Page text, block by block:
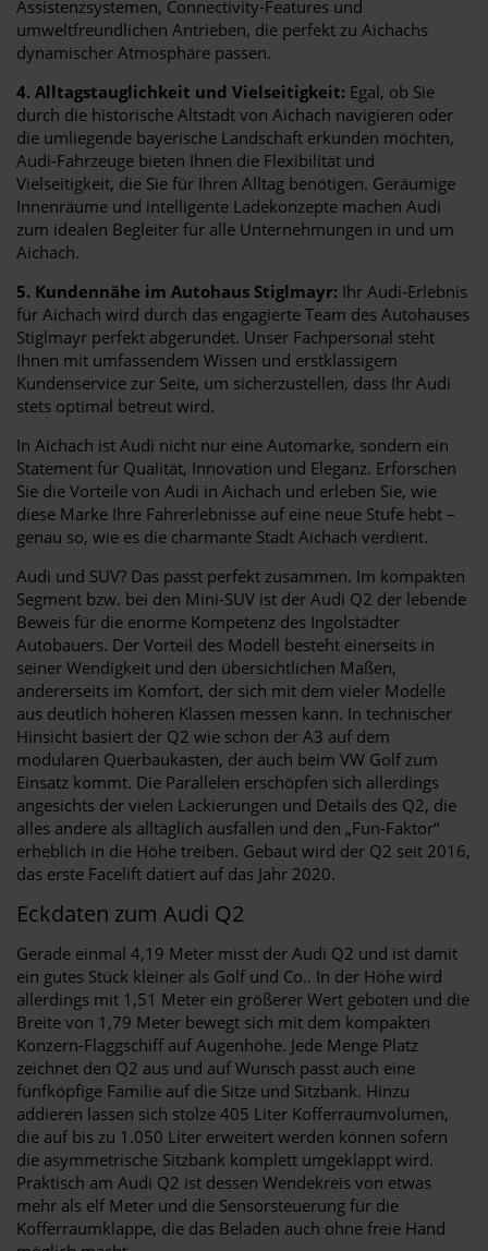
Assistenzsystemen, Connectivity-Features und
umweltfreundlichen Antrieben, die perfekt zu Aichachs
dynamischer Atmosphäre passen.
4. Alltagstauglichkeit und Vielseitigkeit: Egal, ob Sie
durch die historische Altstadt von Aichach navigieren oder
die umliegende bayerische Landschaft erkunden möchten,
Audi-Fahrzeuge bieten Ihnen die Flexibilität und
Vielseitigkeit, die Sie für Ihren Alltag benötigen. Geräumige
Innenräume und intelligente Ladekonzepte machen Audi
zum idealen Begleiter für alle Unternehmungen in und um
Aichach.
5. Kundennähe im Autohaus Stiglmayr: Ihr Audi-Erlebnis
für Aichach wird durch das engagierte Team des Autohauses
Stiglmayr perfekt abgerundet. Unser Fachpersonal steht
Ihnen mit umfassendem Wissen und erstklassigem
Kundenservice zur Seite, um sicherzustellen, dass Ihr Audi
stets optimal betreut wird.
In Aichach ist Audi nicht nur eine Automarke, sondern ein
Statement für Qualität, Innovation und Eleganz. Erforschen
Sie die Vorteile von Audi in Aichach und erleben Sie, wie
diese Marke Ihre Fahrerlebnisse auf eine neue Stufe hebt –
genau so, wie es die charmante Stadt Aichach verdient.
Audi und SUV? Das passt perfekt zusammen. Im kompakten
Segment bzw. bei den Mini-SUV ist der Audi Q2 der lebende
Beweis für die enorme Kompetenz des Ingolstädter
Autobauers. Der Vorteil des Modell besteht einerseits in
seiner Wendigkeit und den übersichtlichen Maßen,
andererseits im Komfort, der sich mit dem vieler Modelle
aus deutlich höheren Klassen messen kann. In technischer
Hinsicht basiert der Q2 wie schon der A3 auf dem
modularen Querbaukasten, der auch beim VW Golf zum
Einsatz kommt. Die Parallelen erschöpfen sich allerdings
angesichts der vielen Lackierungen und Details des Q2, die
alles andere als alltäglich ausfallen und den „Fun-Faktor“
erheblich in die Höhe treiben. Gebaut wird der Q2 seit 2016,
das erste Facelift datiert auf das Jahr 2020.
Eckdaten zum Audi Q2
Gerade einmal 4,19 Meter misst der Audi Q2 und ist damit
ein gutes Stück kleiner als Golf und Co.. In der Höhe wird
allerdings mit 1,51 Meter ein größerer Wert geboten und die
Breite von 1,79 Meter bewegt sich mit dem kompakten
Konzern-Flaggschiff auf Augenhöhe. Jede Menge Platz
zeichnet den Q2 aus und auf Wunsch passt auch eine
fünfköpfige Familie auf die Sitze und Sitzbank. Hinzu
addieren lassen sich stolze 405 Liter Kofferraumvolumen,
die auf bis zu 1.050 Liter erweitert werden können sofern
die asymmetrische Sitzbank komplett umgeklappt wird.
Praktisch am Audi Q2 ist dessen Wendekreis von etwas
mehr als elf Meter und die Sensorsteuerung für die
Kofferraumklappe, die das Beladen auch ohne freie Hand